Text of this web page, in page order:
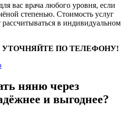
вас врача любого уровня, если
степенью. Стоимость услуг
рассчитываться в индивидуальном
УТОЧНЯЙТЕ ПО ТЕЛЕФОНУ!
няню через
и выгоднее?